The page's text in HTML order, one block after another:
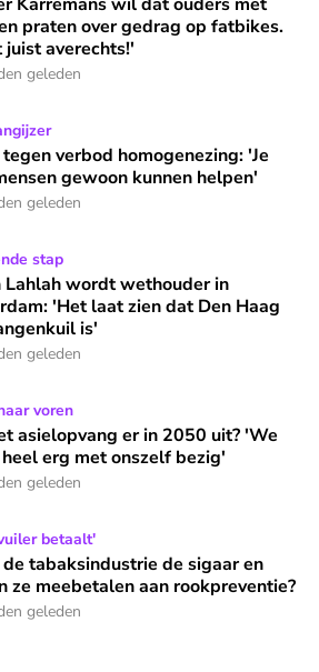
praten over gedrag op fatbikes.
averechts!'
geleden
homogenezing: 'Je moet mensen
tegen verbod homogenezing: 'Je
gewoon kunnen helpen'
geleden
wethouder in Amsterdam: 'Het laat
stap
Lahlah wordt wethouder in
'Het laat zien dat Den Haag
is'
geleden
er in 2050 uit? 'We zijn nu heel erg
voren
asielopvang er in 2050 uit? 'We
erg met onszelf bezig'
geleden
de sigaar en moeten ze
betaalt'
tabaksindustrie de sigaar en
ze meebetalen aan rookpreventie?
geleden